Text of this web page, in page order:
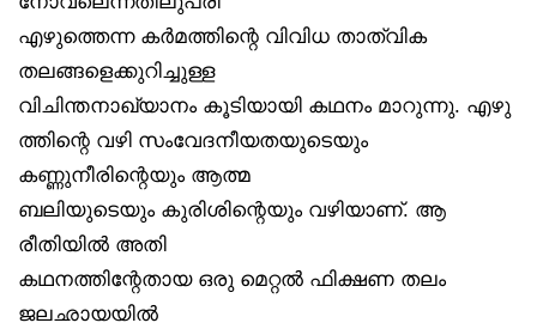
എഴുത്തെന്ന കർമത്തിന്റെ വിവിധ താത്വിക
തലങ്ങളെക്കുറിച്ചുള്ള
വിചിന്തനാഖ്യാനം കൂടിയായി കഥനം മാറുന്നു. എഴു
ത്തിന്റെ വഴി സംവേദനീയതയുടെയും
കണ്ണുനീരിന്റെയും ആത്മ
ബലിയുടെയും കുരിശിന്റെയും വഴിയാണ്. ആ
രീതിയിൽ അതി
കഥനത്തിന്റേതായ ഒരു മെറ്റൽ ഫിക്ഷണ തലം
ജലഛായയിൽ